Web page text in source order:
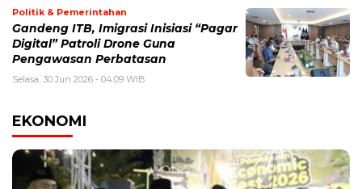
Politik & Pemerintahan
Gandeng ITB, Imigrasi Inisiasi “Pagar
Digital” Patroli Drone Guna
Pengawasan Perbatasan
Selasa, 30 Jun 2026 - 04:09 WIB
EKONOMI